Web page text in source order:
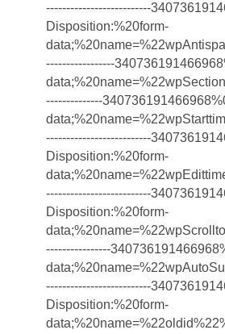
--------------------------
Disposition:%20form-
-----------------
--------------
--------------------------
Disposition:%20form-
--------------------------
Disposition:%20form-
----------------
--------------------------
Disposition:%20form-